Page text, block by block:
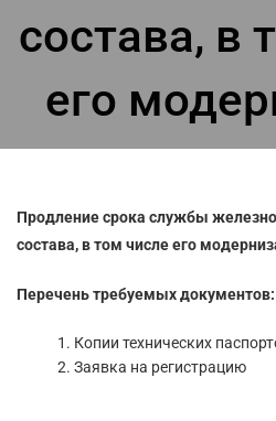
состава, в
его
Продление срока службы
состава, в том числе его
Перечень требуемых документов:
Копии технических
Заявка на регистрацию